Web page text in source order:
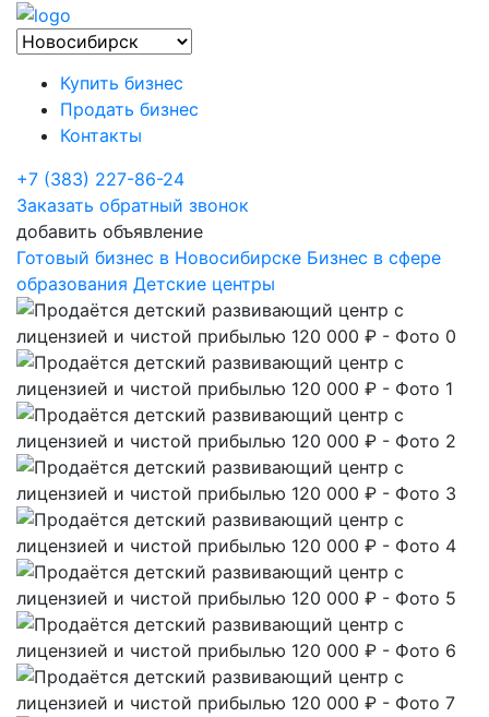
Купить бизнес
Продать бизнес
Контакты
+7 (383) 227-86-24
Заказать обратный звонок
добавить объявление
Готовый бизнес в Новосибирске Бизнес в сфере
образования Детские центры